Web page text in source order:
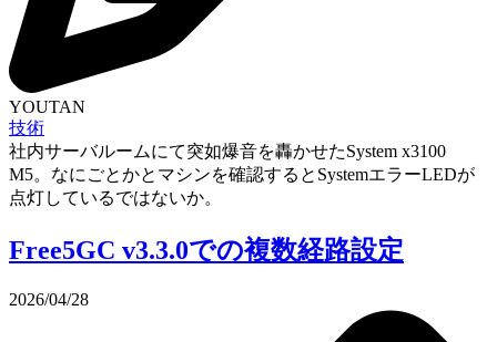
YOUTAN
技術
社内サーバルームにて突如爆音を轟かせたSystem x3100
M5。なにごとかとマシンを確認するとSystemエラーLEDが
点灯しているではないか。
Free5GC v3.3.0での複数経路設定
2026/04/28